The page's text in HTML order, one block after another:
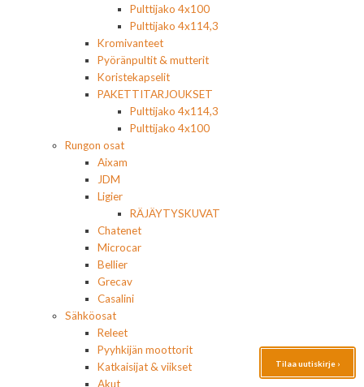
Pulttijako 4x100
Pulttijako 4x114,3
Kromivanteet
Pyöränpultit & mutterit
Koristekapselit
PAKETTITARJOUKSET
Pulttijako 4x114,3
Pulttijako 4x100
Rungon osat
Aixam
JDM
Ligier
RÄJÄYTYSKUVAT
Chatenet
Microcar
Bellier
Grecav
Casalini
Sähköosat
Releet
Pyyhkijän moottorit
Katkaisijat & viikset
Akut
Tilaa uutiskirje ›